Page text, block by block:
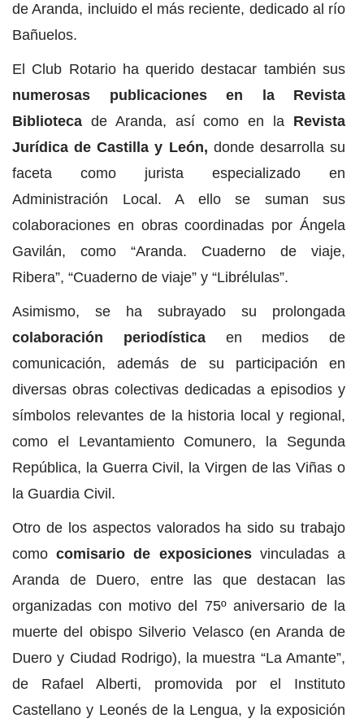
de Aranda, incluido el más reciente, dedicado al río
Bañuelos.
El Club Rotario ha querido destacar también sus
numerosas publicaciones en la Revista
Biblioteca de Aranda, así como en la Revista
Jurídica de Castilla y León, donde desarrolla su
faceta como jurista especializado en
Administración Local. A ello se suman sus
colaboraciones en obras coordinadas por Ángela
Gavilán, como “Aranda. Cuaderno de viaje,
Ribera”, “Cuaderno de viaje” y “Librélulas”.
Asimismo, se ha subrayado su prolongada
colaboración periodística en medios de
comunicación, además de su participación en
diversas obras colectivas dedicadas a episodios y
símbolos relevantes de la historia local y regional,
como el Levantamiento Comunero, la Segunda
República, la Guerra Civil, la Virgen de las Viñas o
la Guardia Civil.
Otro de los aspectos valorados ha sido su trabajo
comocomisario de exposicionesvinculadas a
Aranda de Duero, entre las que destacan las
organizadas con motivo del 75º aniversario de la
muerte del obispo Silverio Velasco (en Aranda de
Duero y Ciudad Rodrigo), la muestra “La Amante”,
de Rafael Alberti, promovida por el Instituto
Castellano y Leonés de la Lengua, y la exposición